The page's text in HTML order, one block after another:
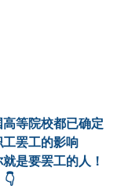
等院校都已确定
罢工的影响
是要罢工的人！
👇